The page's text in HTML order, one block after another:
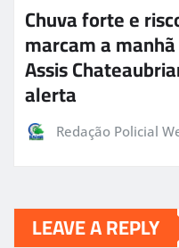
Chuva forte e
marcam a
Assis
alerta
Redação Policial
LEAVE A REPLY